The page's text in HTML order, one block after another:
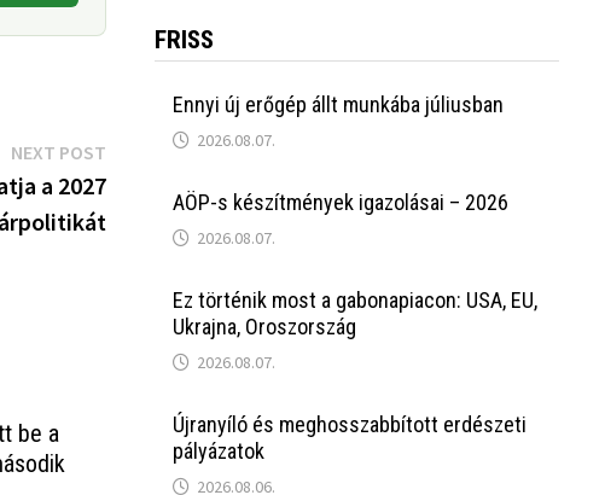
NEXT POSTNext
post:
a 2027
be a
FRISS
Ennyi új erőgép állt munkába júliusban
2026.08.07.
AÖP-s készítmények igazolásai – 2026
2026.08.07.
Ez történik most a gabonapiacon: USA, EU,
Ukrajna, Oroszország
2026.08.07.
Újranyíló és meghosszabbított erdészeti
pályázatok
2026.08.06.